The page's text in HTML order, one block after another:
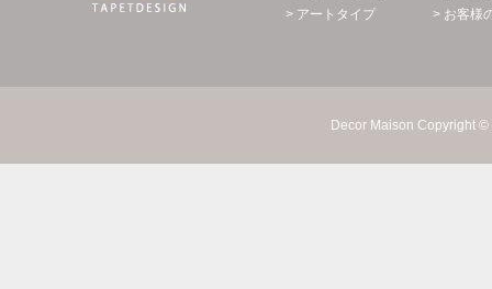
> アートタイプ
> お客様
Decor Maison Copyright